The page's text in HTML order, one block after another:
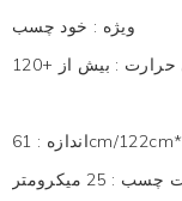
ویژه : خود چسب
حرارت :
اندازه : 61cm/
چسب : 25 میکرومتر